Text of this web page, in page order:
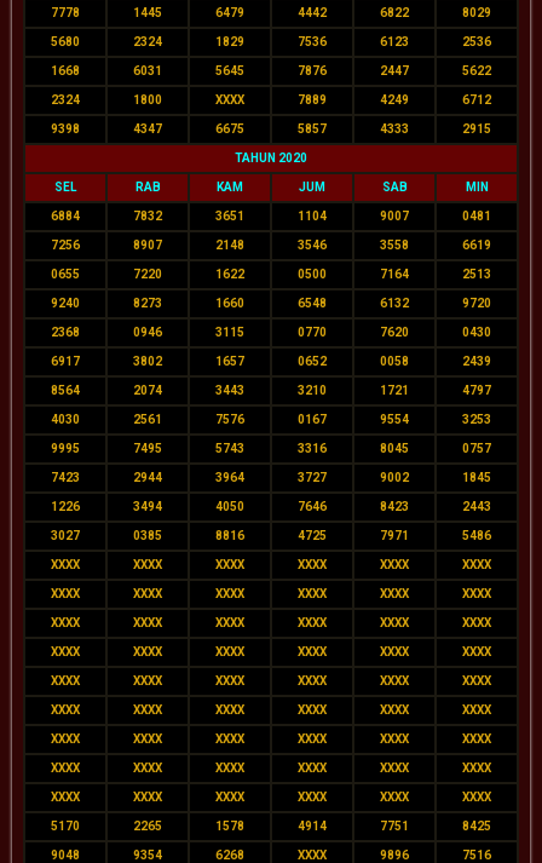
7778 1445 6479 4442 6822 8029
5680 2324 1829 7536 6123 2536
1668 6031 5645 7876 2447 5622
2324 1800 XXXX 7889 4249 6712
9398 4347 6675 5857 4333 2915
TAHUN 2020
SEL RAB KAM JUM SAB MIN
6884 7832 3651 1104 9007 0481
7256 8907 2148 3546 3558 6619
0655 7220 1622 0500 7164 2513
9240 8273 1660 6548 6132 9720
2368 0946 3115 0770 7620 0430
6917 3802 1657 0652 0058 2439
8564 2074 3443 3210 1721 4797
4030 2561 7576 0167 9554 3253
9995 7495 5743 3316 8045 0757
7423 2944 3964 3727 9002 1845
1226 3494 4050 7646 8423 2443
3027 0385 8816 4725 7971 5486
XXXX XXXX XXXX XXXX XXXX XXXX
XXXX XXXX XXXX XXXX XXXX XXXX
XXXX XXXX XXXX XXXX XXXX XXXX
XXXX XXXX XXXX XXXX XXXX XXXX
XXXX XXXX XXXX XXXX XXXX XXXX
XXXX XXXX XXXX XXXX XXXX XXXX
XXXX XXXX XXXX XXXX XXXX XXXX
XXXX XXXX XXXX XXXX XXXX XXXX
XXXX XXXX XXXX XXXX XXXX XXXX
5170 2265 1578 4914 7751 8425
9048 9354 6268 XXXX 9896 7516